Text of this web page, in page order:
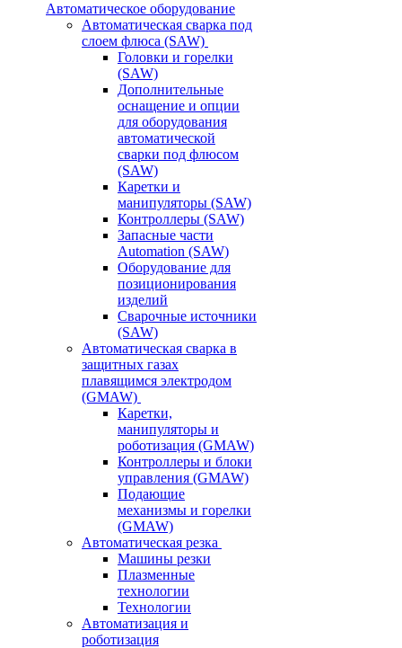
Автоматическое оборудование
Автоматическая сварка под
слоем флюса (SAW)
Головки и горелки
(SAW)
Дополнительные
оснащение и опции
для оборудования
автоматической
сварки под флюсом
(SAW)
Каретки и
манипуляторы (SAW)
Контроллеры (SAW)
Запасные части
Automation (SAW)
Оборудование для
позиционирования
изделий
Сварочные источники
(SAW)
Автоматическая сварка в
защитных газах
плавящимся электродом
(GMAW)
Каретки,
манипуляторы и
роботизация (GMAW)
Контроллеры и блоки
управления (GMAW)
Подающие
механизмы и горелки
(GMAW)
Автоматическая резка
Машины резки
Плазменные
технологии
Технологии
Автоматизация и
роботизация